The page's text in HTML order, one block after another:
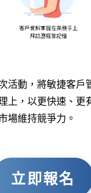
活動，將敏捷客戶
上，以更快速、更
場維持競爭力。
立即報名